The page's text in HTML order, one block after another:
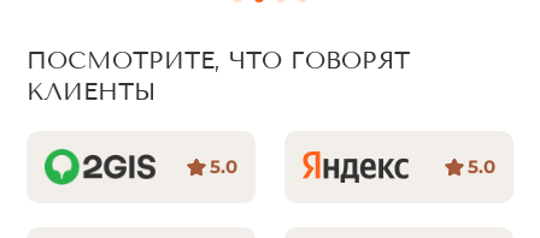
ПОСМОТРИТЕ, ЧТО ГОВОРЯТ
КЛИЕНТЫ
5.0 5.0